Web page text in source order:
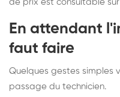
de prix est consultable
En attendant
faut faire
Quelques gestes
passage du technicien.